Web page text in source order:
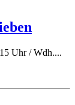
Uhr / Wdh....